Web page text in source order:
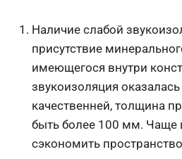
Наличие слабой
присутствие
имеющегося внутри
звукоизоляция
качественней, толщина
быть более 100 мм. Чаще
сэкономить